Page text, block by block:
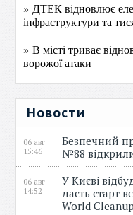
» ДТЕК відновлює
інфраструктури та
» В місті триває
ворожої атаки
Новости
06 авг
15:46
Безпечний
№88
06 авг
14:52
У Києві
дасть старт
World